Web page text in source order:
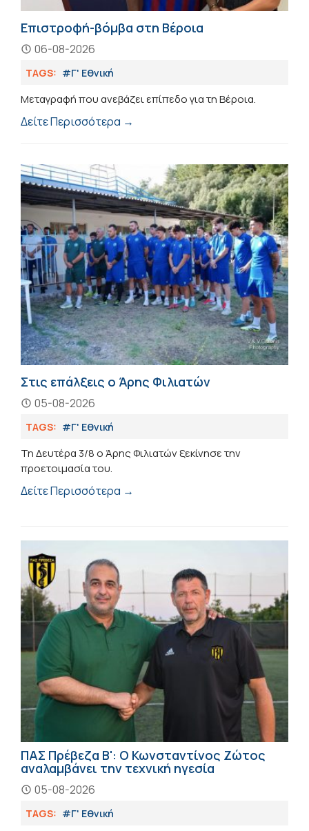
Επιστροφή-βόμβα στη Βέροια
06-08-2026
TAGS: #Γ' Εθνική
Μεταγραφή που ανεβάζει επίπεδο για τη Βέροια.
Δείτε Περισσότερα →
Στις επάλξεις ο Άρης Φιλιατών
05-08-2026
TAGS: #Γ' Εθνική
Τη Δευτέρα 3/8 ο Άρης Φιλιατών ξεκίνησε την
προετοιμασία του.
Δείτε Περισσότερα →
ΠΑΣ Πρέβεζα Β': Ο Κωνσταντίνος Ζώτος
αναλαμβάνει την τεχνική ηγεσία
05-08-2026
TAGS: #Γ' Εθνική